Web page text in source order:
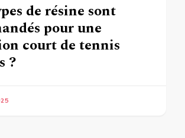
de résine sont
pour une
court de tennis
?